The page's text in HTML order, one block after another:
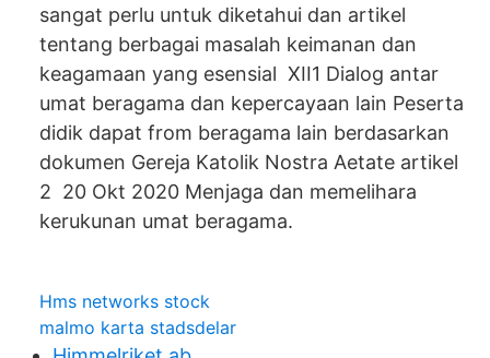
sangat perlu untuk diketahui dan artikel
tentang berbagai masalah keimanan dan
keagamaan yang esensial XII1 Dialog antar
umat beragama dan kepercayaan lain Peserta
didik dapat from beragama lain berdasarkan
dokumen Gereja Katolik Nostra Aetate artikel
2 20 Okt 2020 Menjaga dan memelihara
kerukunan umat beragama.
Hms networks stock
malmo karta stadsdelar